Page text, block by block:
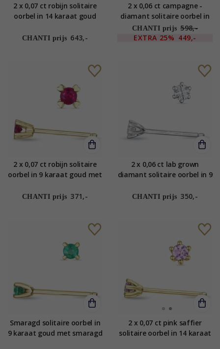
2 x 0,07 ct robijn solitaire
oorbel in 14 karaat goud
CHANTI prijs 643,-
2 x 0,06 ct campagne -
diamant solitaire oorbel in
14 karaat goud met
diamant
CHANTI prijs 598,-
EXTRA 25% 449,-
2 x 0,07 ct robijn solitaire
oorbel in 9 karaat goud met
CHANTI prijs 371,-
2 x 0,06 ct lab grown
diamant solitaire oorbel in 9
grown diamant
CHANTI prijs 350,-
Smaragd solitaire oorbel in
9 karaat goud met smaragd
2 x 0,07 ct pink saffier
solitaire oorbel in 14 karaat